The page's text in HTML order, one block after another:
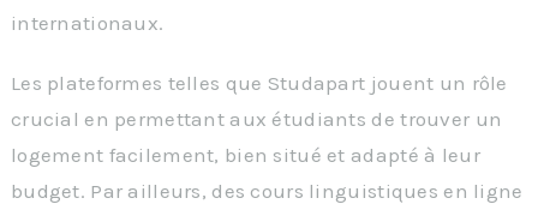
internationaux.
Les plateformes telles que Studapart jouent un rôle
crucial en permettant aux étudiants de trouver un
logement facilement, bien situé et adapté à leur
budget. Par ailleurs, des cours linguistiques en ligne